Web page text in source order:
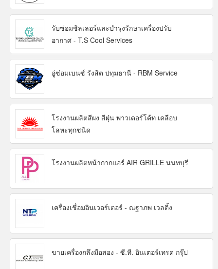
รับซ่อมชิลเลอร์และบำรุงรักษาเครื่องปรับ
อากาศ - T.S Cool Services
อู่ซ่อมเบนซ์ รังสิต ปทุมธานี - RBM Service
โรงงานผลิตสีผง สีฝุ่น พาวเดอร์โค้ท เคลือบ
โลหะทุกชนิด
โรงงานผลิตหน้ากากแอร์ AIR GRILLE นนทบุรี
เครื่องเชื่อมอินเวอร์เตอร์ - ณฐาภพ เวลดิ้ง
ขายเครื่องกลึงมือสอง - ซี.ที. อินเตอร์เทรด กรุ๊ป